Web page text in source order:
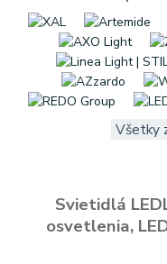
Všetky
Svietidlá
osvetlenia,